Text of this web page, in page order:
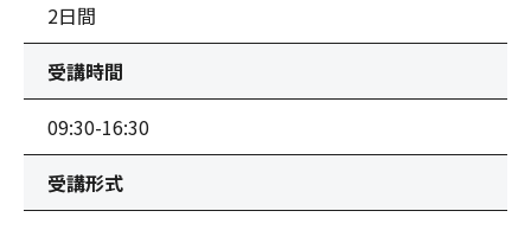
2日間
受講時間
09:30-16:30
受講形式